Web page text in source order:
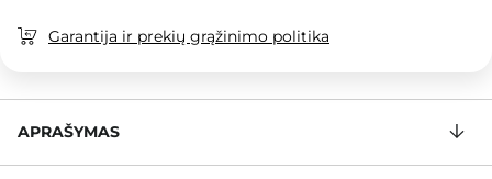
Garantija ir prekių grąžinimo politika
APRAŠYMAS